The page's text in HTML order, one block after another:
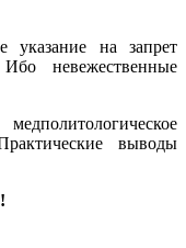
указание на запрет
невежественные
выводы